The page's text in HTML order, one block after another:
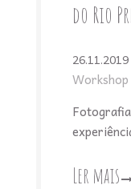
do Rio
26.11.2019
Workshop
Ler mais